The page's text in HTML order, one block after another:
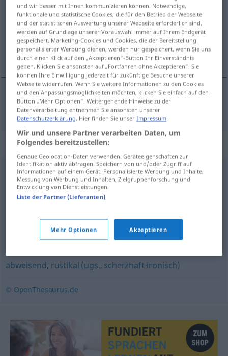
Übersicht aller Übersetzungen
(Für mehr Details die Übersetzung anklicken/antippen)
uciviliseret
uciviliseret unzivilisiert
Synonyme für "unzivilisiert"
unkultiviert,ungebildet
ungehobelt gröblich
rotzig (ugs.),derb,raubeinig,grob,unwirsch
barsch, brüsk,unhöflich,rüpelhaft
abweisend, rustikal (ugs., scherzhaft-ironisch)
© OpenThesaurus.de
und wir besser mit Ihnen kommunizieren können. Notwendige,
funktionale und statistische Cookies, die für den Betrieb der Webseite
und der statistischen Auswertung unserer Webseite erforderlich sind,
werden auf Grundlage unserer Vorauswahl immer auf Ihrem Endgerät
gespeichert. Marketing-Cookies und Cookies, die der Bereitstellung
personalisierter Werbung dienen, werden nur gespeichert, wenn Sie uns
durch einen Klick auf den „Akzeptieren“-Button Ihr Einverständnis
geben. Klicken Sie ansonsten auf „Fortfahren ohne Akzeptieren“. Sie
können Ihre Einwilligung jederzeit für zukünftige Besuche unserer
Webseite widerrufen. Wenn Sie weitere Informationen zu den Cookies
und den Anpassungsmöglichkeiten möchten, klicken Sie einfach auf den
Button „Mehr Optionen“. Weitergehende Hinweise zu der
Datenverarbeitung entnehmen Sie ansonsten unserer
Datenschutzerklärung. Hier finden Sie unserImpressum.
Wir und unsere Partner verarbeiten Daten, um
Folgendes bereitzustellen:
Genaue Geolocation-Daten verwenden. Geräteeigenschaften zur
Identifikation aktiv abfragen. Speichern von und/oder Zugriff auf
Informationen auf einem Gerät. Personalisierte Werbung und Inhalte,
Messung von Werbung und Inhalten, Zielgruppenforschung und
Entwicklung von Dienstleistungen.
Liste der Partner (Lieferanten)
Mehr Optionen Akzeptieren